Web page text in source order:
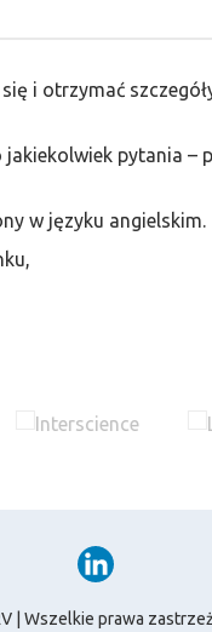
i otrzymać
jakiekolwiek pytania –
w języku angielskim.
| Wszelkie prawa